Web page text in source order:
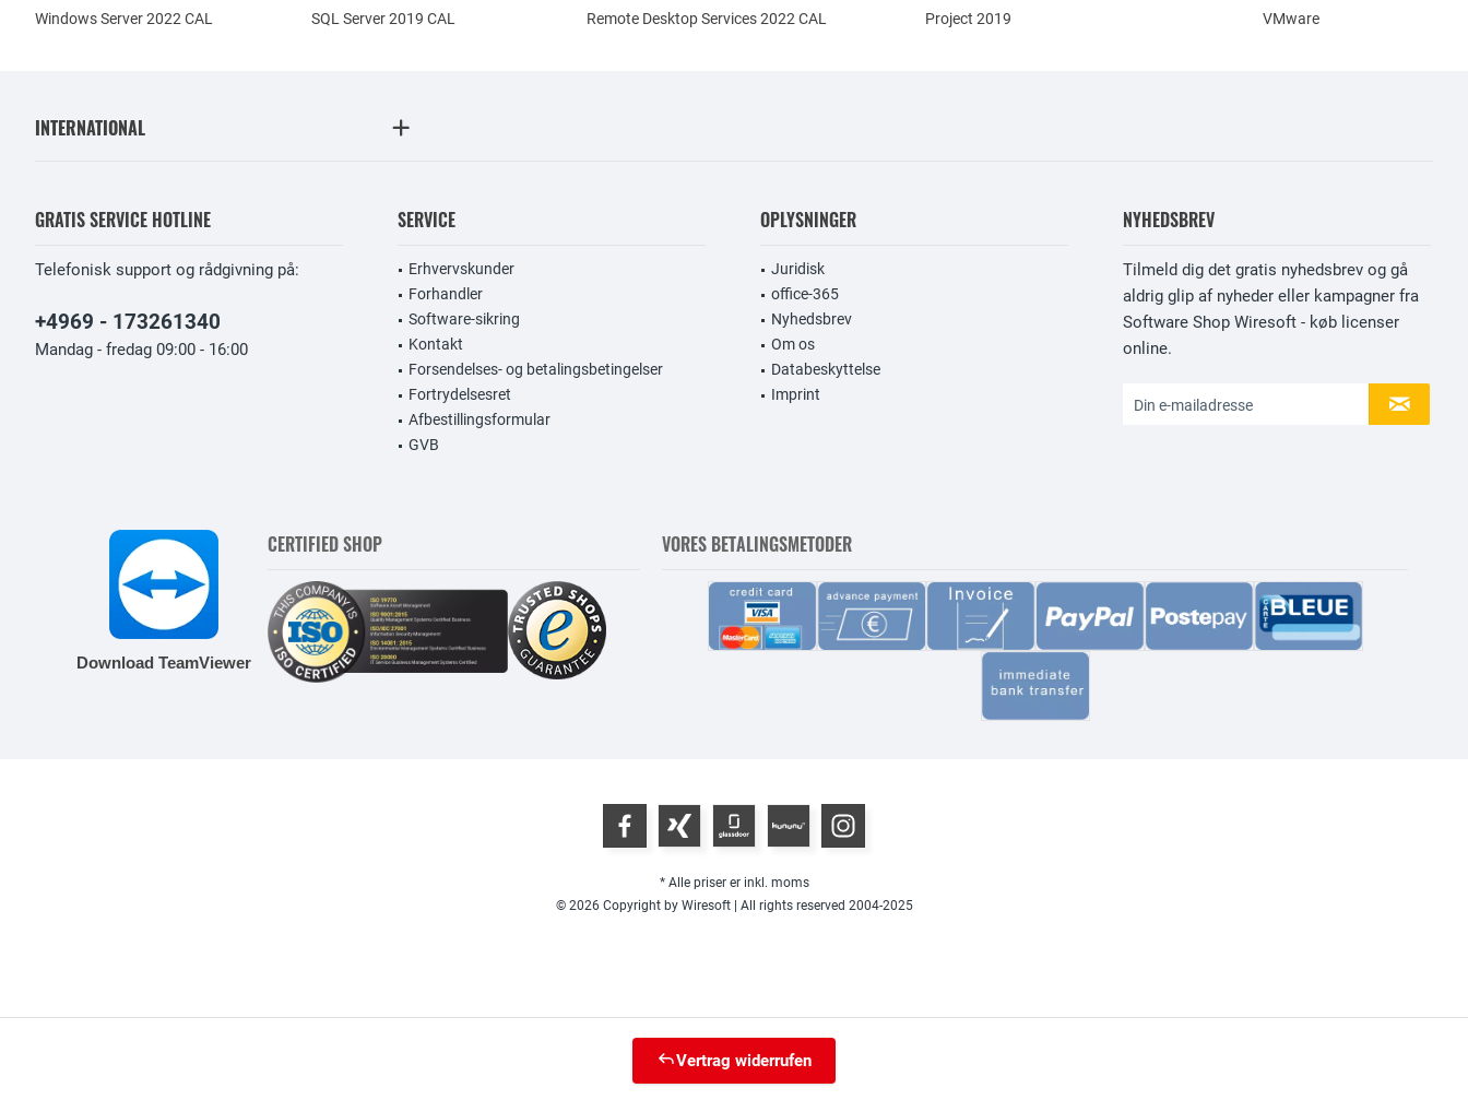
Windows Server 2022 CAL
SQL Server 2019 CAL
Remote Desktop Services 2022 CAL
Project 2019
VMware
INTERNATIONAL
GRATIS SERVICE HOTLINE
Telefonisk support og rådgivning på:
+4969 - 173261340
Mandag - fredag 09:00 - 16:00
SERVICE
Erhvervskunder
Forhandler
Software-sikring
Kontakt
Forsendelses- og betalingsbetingelser
Fortrydelsesret
Afbestillingsformular
GVB
OPLYSNINGER
Juridisk
office-365
Nyhedsbrev
Om os
Databeskyttelse
Imprint
NYHEDSBREV
Tilmeld dig det gratis nyhedsbrev og gå
aldrig glip af nyheder eller kampagner fra
Software Shop Wiresoft - køb licenser
online.
Download TeamViewer
CERTIFIED SHOP VORES BETALINGSMETODER
* Alle priser er inkl. moms
© 2026 Copyright by Wiresoft | All rights reserved 2004-2025
Vertrag widerrufen